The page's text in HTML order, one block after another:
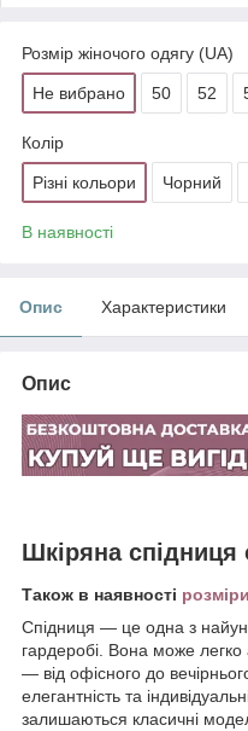
Розмір жіночого одягу (UA)
Не вибрано 50 52
Колір
Різні кольори Чорний
В наявності
Опис Характеристики
Опис
Шкіряна спідниця
Також в наявності
Спідниця — це одна з
гардеробі. Вона може легко
— від офісного до
елегантність та
залишаються класичні